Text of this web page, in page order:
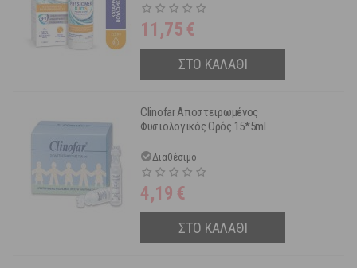
11,75 €
ΣΤΟ ΚΑΛΑΘΙ
Clinofar Αποστειρωμένος
Φυσιολογικός Ορός 15*5ml
Διαθέσιμο
4,19 €
ΣΤΟ ΚΑΛΑΘΙ